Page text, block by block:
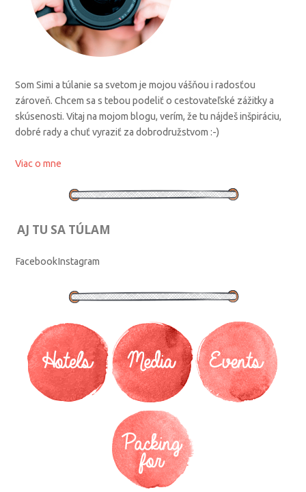
Som Simi a túlanie sa svetom je mojou vášňou i radosťou
zároveň. Chcem sa s tebou podeliť o cestovateľské zážitky a
skúsenosti. Vitaj na mojom blogu, verím, že tu nájdeš inšpiráciu,
dobré rady a chuť vyraziť za dobrodružstvom :-)
Viac o mne
AJ TU SA TÚLAM
FacebookInstagram